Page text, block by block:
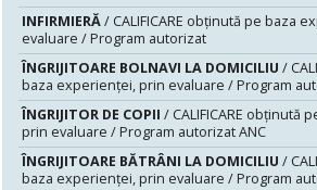
INFIRMIERĂ/ CALIFICARE obținută pe baza
evaluare / Program autorizat
ÎNGRIJITOARE BOLNAVI LA DOMICILIU /
baza experienței, prin evaluare / Program
ÎNGRIJITOR DE COPII / CALIFICARE obținută
prin evaluare / Program autorizat ANC
ÎNGRIJITOARE BĂTRÂNI LA DOMICILIU /
baza experienței, prin evaluare / Program